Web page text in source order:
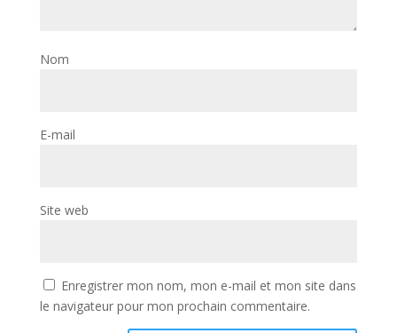
Nom
E-mail
Site web
Enregistrer mon nom, mon e-mail et mon site dans
le navigateur pour mon prochain commentaire.